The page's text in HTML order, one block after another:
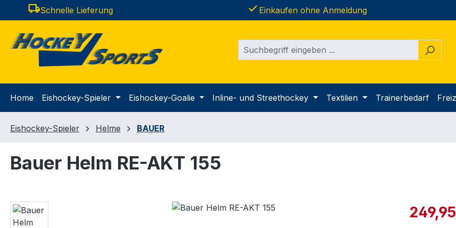
Hauptinhalt springen
Zur Suche springen
Zur Hauptnavigation springen
local_shippingSchnelle Lieferung done Einkaufen ohne Anmeldung
Home Eishockey-Spieler Eishockey-Goalie Inline- und Streethockey Textilien Trainerbedarf
Eishockey-Spieler Helme BAUER
Bauer Helm RE-AKT 155
Bildergalerie überspringen